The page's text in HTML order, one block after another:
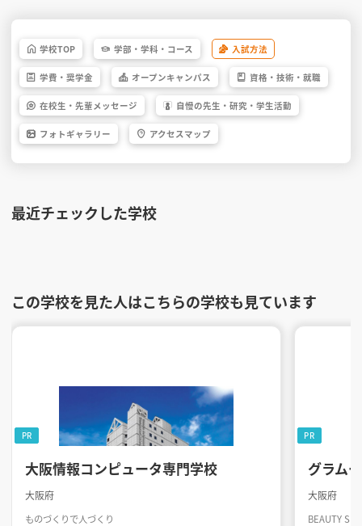
学校TOP 学部・ 学科・ コース 入試方法
学費・ 奨学金 オープンキャンパス 資格・ 技術・ 就職
在校生・ 先輩メッセージ 自慢の先生・ 研究・ 学生活動
フォト ギャラリー アクセスマップ
最近チェックした学校
この学校を見た人はこちらの学校も見ています
大阪情報コンピュータ専門学校
大阪府
ものづくりで人づくり
PR
グラム
大阪府
BEAUTY
PR